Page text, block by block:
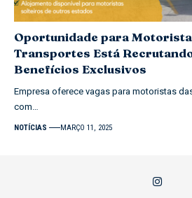
Oportunidade para
Transportes Está
Benefícios Exclusivos
Empresa oferece vagas para motoristas
com…
NOTÍCIAS MARÇO 11, 2025